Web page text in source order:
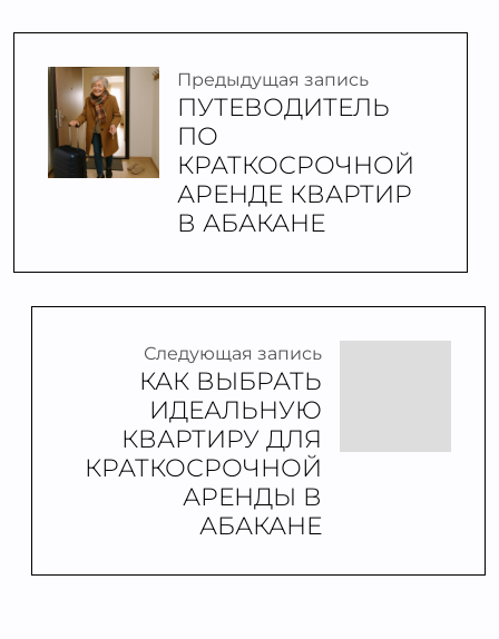
Предыдущая запись
ПУТЕВОДИТЕЛЬ
ПО
КРАТКОСРОЧНОЙ
АРЕНДЕ КВАРТИР
В АБАКАНЕ
Следующая запись
КАК ВЫБРАТЬ
ИДЕАЛЬНУЮ
КВАРТИРУ ДЛЯ
КРАТКОСРОЧНОЙ
АРЕНДЫ В
АБАКАНЕ